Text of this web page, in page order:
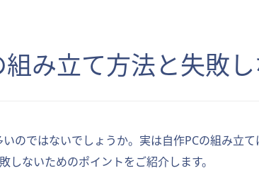
み立て方法と失敗
のではないでしょうか。実は自作PCの組み立
ないためのポイントをご紹介します。